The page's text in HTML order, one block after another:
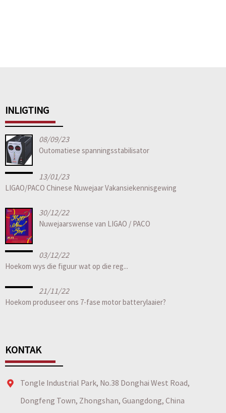
INLIGTING
08/09/23
Outomatiese spanningsstabilisator
13/01/23
LIGAO/PACO Chinese Nuwejaar Vakansiekennisgewing
30/12/22
Nuwejaarswense van LIGAO / PACO
03/12/22
Hoekom wys die figuur wat op die reg...
21/11/22
Hoekom produseer ons 7-fase motor batterylaaier?
KONTAK
Tongle Industrial Park, No.38 Donghai West Road,
Dongfeng Town, Zhongshan, Guangdong, China